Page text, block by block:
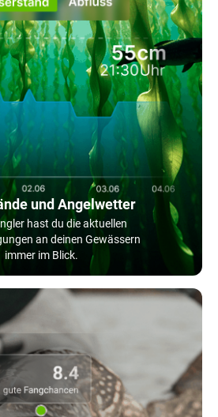
und Angelwetter
hast du die aktuellen
an deinen Gewässern
immer im Blick.